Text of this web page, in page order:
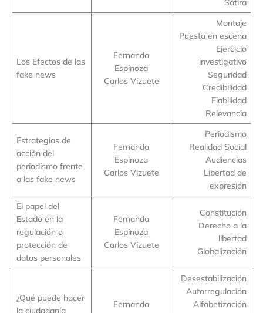
Los Efectos de las
fake news
Fernanda
Espinoza
Carlos Vizuete
Montaje
Puesta en escena
Ejercicio
investigativo
Seguridad
Credibilidad
Fiabilidad
Relevancia
Estrategias de
acción del
periodismo frente
a las fake news
Fernanda
Espinoza
Carlos Vizuete
Periodismo
Realidad Social
Audiencias
Libertad de
expresión
El papel del
Estado en la
regulación o
protección de
datos personales
Fernanda
Espinoza
Carlos Vizuete
Constitución
Derecho a la
libertad
Globalización
¿Qué puede hacer
la ciudadanía
Fernanda
Desestabilización
Autorregulación
Alfabetización